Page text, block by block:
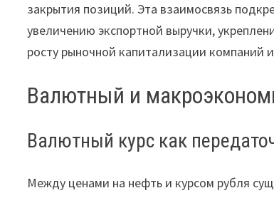
закрытия позиций. Эта взаимосвязь
увеличению экспортной выручки,
росту рыночной капитализации компаний
Валютный и
Валютный курс как
Между ценами на нефть и курсом рубля